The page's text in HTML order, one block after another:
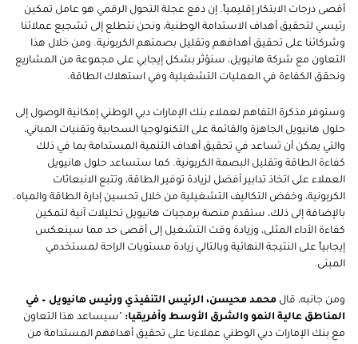
أقصى درجات الابتكار إقليمياً. إن دفع عجلة التحول الرقمي هو عامل تمكين
رئيسي لتحقيق أهداف الاستدامة الوطنية، ونحن نتطلع إلى تشجيع عملائنا
وشركائنا على تحقيق أهدافهم وتقليل بصمتهم الكربونية. ومن خلال هذا
التعاون مع شركة هانيويل، سنؤثر بشكل إيجابي على مجموعة من المشاريع
ونحقق الكفاءة في العمليات التشغيلية وفي استهلاك الطاقة.
وستوفر مذكرة التفاهم لعملاء بنك الإمارات دبي الوطني إمكانية الوصول إلى
حلول هانيويل الجاهزة والقائمة على التكنولوجيا السحابية وتقنيات المباني،
والتي يمكن أن تساعد في تحقيق أهداف التنمية المستدامة بما في ذلك
كفاءة الطاقة وتقليل البصمة الكربونية. كما ستساعد حلول هانيويل
العملاء على اتخاذ تدابير أفضل لزيادة توفير الطاقة، وتتبع الانبعاثات
الكربونية، وخفض التكاليف التشغيلية من خلال تحسين إدارة الطاقة والمياه.
بالإضافة إلى ذلك، ستقدم منصة برمجيات هانيويل تحليلات آنية لتمكين
كفاءة الأداء المثلى، وزيادة وقت التشغيل إلى أقصى حد مما سينعكس
إيجابياً على النتيجة النهائية وبالتالي زيادة مستويات الراحة لمستخدمي
المبنى.
ومن جانبه، قال محمد محيسن، الرئيس التنفيذي ورئيس هانيويل – في
المناطق عالية النمو والشرق الأوسط وأفريقيا: "سيساعد هذا التعاون
مع بنك الإمارات دبي الوطني عملاءنا على تحقيق أهدافهم المستدامة من